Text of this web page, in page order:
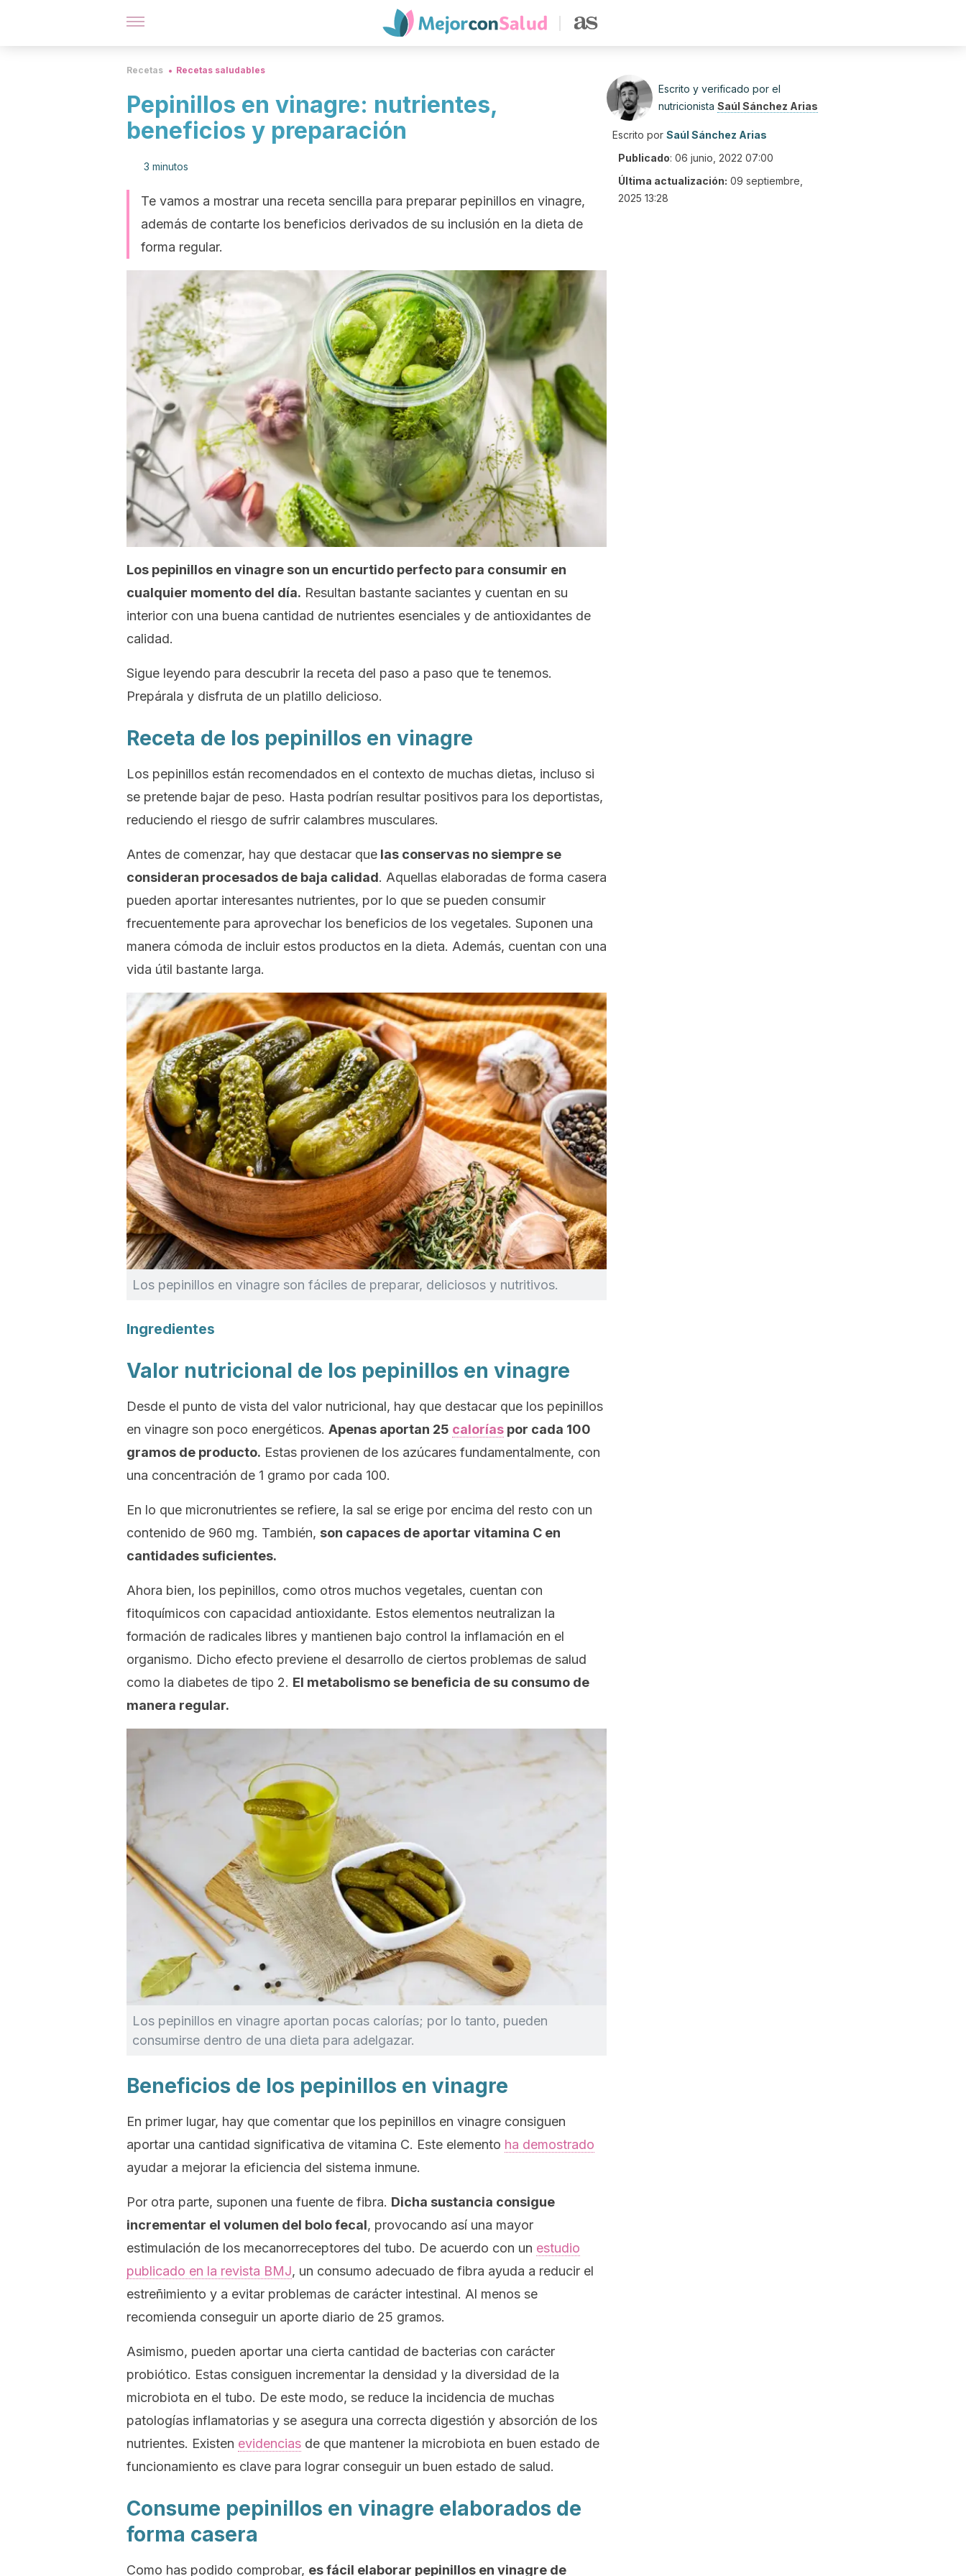
Recetas Recetas saludables
Pepinillos en vinagre: nutrientes,
beneficios y preparación
3 minutos
Te vamos a mostrar una receta sencilla para preparar pepinillos en vinagre,
además de contarte los beneficios derivados de su inclusión en la dieta de
forma regular.
Los pepinillos en vinagre son un encurtido perfecto para consumir en
cualquier momento del día. Resultan bastante saciantes y cuentan en su
interior con una buena cantidad de nutrientes esenciales y de antioxidantes de
calidad.
Sigue leyendo para descubrir la receta del paso a paso que te tenemos.
Prepárala y disfruta de un platillo delicioso.
Receta de los pepinillos en vinagre
Los pepinillos están recomendados en el contexto de muchas dietas, incluso si
se pretende bajar de peso. Hasta podrían resultar positivos para los deportistas,
reduciendo el riesgo de sufrir calambres musculares.
Antes de comenzar, hay que destacar que las conservas no siempre se
consideran procesados de baja calidad. Aquellas elaboradas de forma casera
pueden aportar interesantes nutrientes, por lo que se pueden consumir
frecuentemente para aprovechar los beneficios de los vegetales. Suponen una
manera cómoda de incluir estos productos en la dieta. Además, cuentan con una
vida útil bastante larga.
Los pepinillos en vinagre son fáciles de preparar, deliciosos y nutritivos.
Ingredientes
Valor nutricional de los pepinillos en vinagre
Desde el punto de vista del valor nutricional, hay que destacar que los pepinillos
en vinagre son poco energéticos. Apenas aportan 25 calorías por cada 100
gramos de producto. Estas provienen de los azúcares fundamentalmente, con
una concentración de 1 gramo por cada 100.
En lo que micronutrientes se refiere, la sal se erige por encima del resto con un
contenido de 960 mg. También, son capaces de aportar vitamina C en
cantidades suficientes.
Ahora bien, los pepinillos, como otros muchos vegetales, cuentan con
fitoquímicos con capacidad antioxidante. Estos elementos neutralizan la
formación de radicales libres y mantienen bajo control la inflamación en el
organismo. Dicho efecto previene el desarrollo de ciertos problemas de salud
como la diabetes de tipo 2. El metabolismo se beneficia de su consumo de
manera regular.
Los pepinillos en vinagre aportan pocas calorías; por lo tanto, pueden
consumirse dentro de una dieta para adelgazar.
Beneficios de los pepinillos en vinagre
En primer lugar, hay que comentar que los pepinillos en vinagre consiguen
aportar una cantidad significativa de vitamina C. Este elemento ha demostrado
ayudar a mejorar la eficiencia del sistema inmune.
Por otra parte, suponen una fuente de fibra. Dicha sustancia consigue
incrementar el volumen del bolo fecal, provocando así una mayor
estimulación de los mecanorreceptores del tubo. De acuerdo con un estudio
publicado en la revista BMJ, un consumo adecuado de fibra ayuda a reducir el
estreñimiento y a evitar problemas de carácter intestinal. Al menos se
recomienda conseguir un aporte diario de 25 gramos.
Asimismo, pueden aportar una cierta cantidad de bacterias con carácter
probiótico. Estas consiguen incrementar la densidad y la diversidad de la
microbiota en el tubo. De este modo, se reduce la incidencia de muchas
patologías inflamatorias y se asegura una correcta digestión y absorción de los
nutrientes. Existen evidencias de que mantener la microbiota en buen estado de
funcionamiento es clave para lograr conseguir un buen estado de salud.
Consume pepinillos en vinagre elaborados de
forma casera
Como has podido comprobar, es fácil elaborar pepinillos en vinagre de
Escrito y verificado por el
nutricionista Saúl Sánchez Arias
Escrito por Saúl Sánchez Arias
Publicado: 06 junio, 2022 07:00
Última actualización: 09 septiembre,
2025 13:28